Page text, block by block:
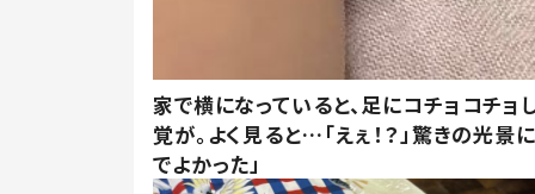
家で横になっていると、足にコチョコチョ
覚が。よく見ると…「えぇ！？」驚きの光景
でよかった」